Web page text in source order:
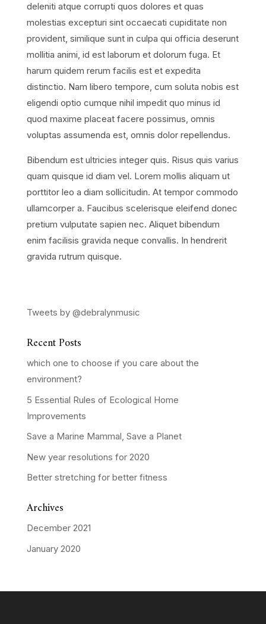
deleniti atque corrupti quos dolores et quas
molestias excepturi sint occaecati cupiditate non
provident, similique sunt in culpa qui officia deserunt
mollitia animi, id est laborum et dolorum fuga. Et
harum quidem rerum facilis est et expedita
distinctio. Nam libero tempore, cum soluta nobis est
eligendi optio cumque nihil impedit quo minus id
quod maxime placeat facere possimus, omnis
voluptas assumenda est, omnis dolor repellendus.
Bibendum est ultricies integer quis. Risus quis varius
quam quisque id diam vel. Lorem mollis aliquam ut
porttitor leo a diam sollicitudin. At tempor commodo
ullamcorper a. Faucibus scelerisque eleifend donec
pretium vulputate sapien nec. Aliquet bibendum
enim facilisis gravida neque convallis. In hendrerit
gravida rutrum quisque.
Tweets by @debralynmusic
Recent Posts
which one to choose if you care about the
environment?
5 Essential Rules of Ecological Home
Improvements
Save a Marine Mammal, Save a Planet
New year resolutions for 2020
Better stretching for better fitness
Archives
December 2021
January 2020